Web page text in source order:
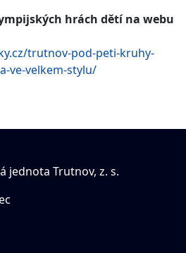
hrách dětí na webu
trutnov-pod-peti-kruhy-
ve-velkem-stylu/
jednota Trutnov, z. s.